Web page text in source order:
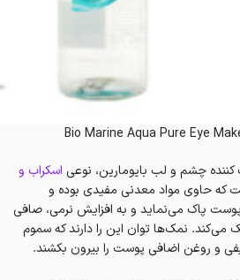
Bio Marine Aqua Pure Eye
کننده چشم و لب بايومارين، نوعی اسکراب و
که حاوی مواد معدنی مفیدی بوده و
پوست پاک می‌نماید‌ و به افزایش نرمی، صافی
نمک‌ها توان این را دارند که سموم
و روغن اضافی پوست را بیرون بکشند.